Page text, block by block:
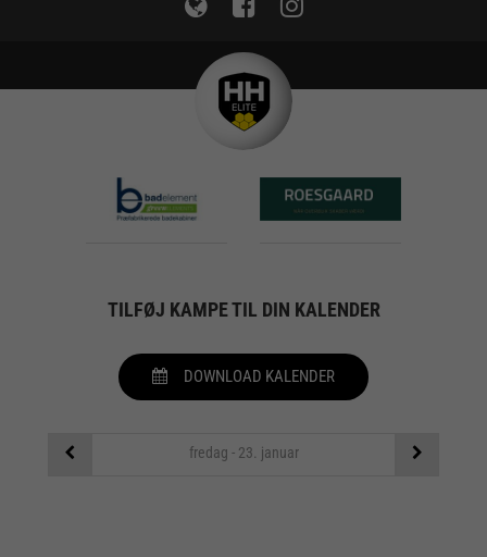
TILFØJ KAMPE TIL DIN KALENDER
DOWNLOAD KALENDER
fredag - 23. januar